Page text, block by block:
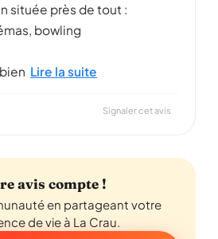
située près de tout :
bowling
Lire la suite
Signaler cet avis
avis compte !
en partageant votre
de vie à La Crau.